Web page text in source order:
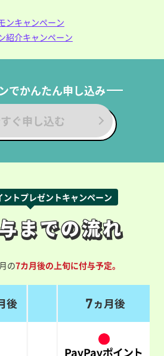
ンキャンペーン
紹介キャンペーン
でかんたん申し込み
ぐ申し込む
トプレゼントキャンペーン
までの流れ
までの流れ
の7カ月後の上旬に付与予定。